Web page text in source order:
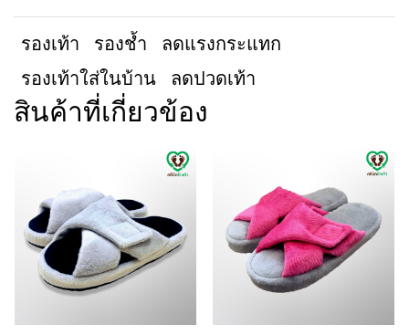
รองเท้า รองช้ำ
ลดแรงกระแทก
รองเท้าใส่ในบ้าน
ลดปวดเท้า
สินค้าที่เกี่ยวข้อง